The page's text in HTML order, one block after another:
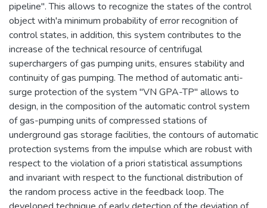
pipeline". This allows to recognize the states of the control
object with'a minimum probability of error recognition of
control states, in addition, this system contributes to the
increase of the technical resource of centrifugal
superchargers of gas pumping units, ensures stability and
continuity of gas pumping. The method of automatic anti-
surge protection of the system "VN GPA-TP" allows to
design, in the composition of the automatic control system
of gas-pumping units of compressed stations of
underground gas storage facilities, the contours of automatic
protection systems from the impulse which are robust with
respect to the violation of a priori statistical assumptions
and invariant with respect to the functional distribution of
the random process active in the feedback loop. The